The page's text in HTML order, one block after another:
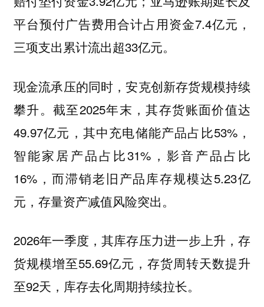
平台预付广告费用合计占用资金7.4亿元，
三项支出累计流出超33亿元。
现金流承压的同时，安克创新存货规模持续
攀升。截至2025年末，其存货账面价值达
49.97亿元，其中充电储能产品占比53%，
智能家居产品占比31%，影音产品占比
16%，而滞销老旧产品库存规模达5.23亿
元，存量资产减值风险突出。
2026年一季度，其库存压力进一步上升，存
货规模增至55.69亿元，存货周转天数提升
至92天，库存去化周期持续拉长。